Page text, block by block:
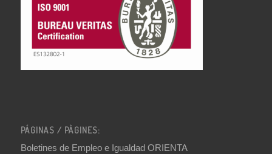
PÁGINAS / PÀGINES:
Boletines de Empleo e Igualdad ORIENTA